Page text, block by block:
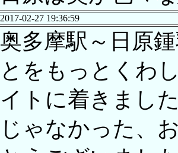
2017-02-27 19:36:59
奥多摩駅～日原
とをもっとくわ
イトに着きまし
じゃなかった、